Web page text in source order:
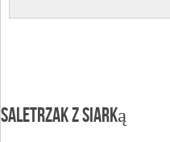
Saletrzak z siarką